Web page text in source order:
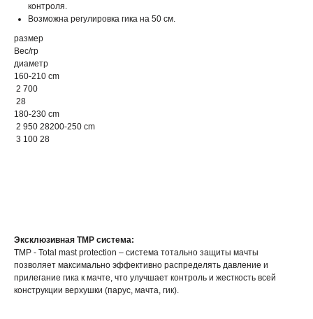
контроля.
Возможна регулировка гика на 50 см.
размер
Вес/гр
диаметр
160-210 cm
2 700
28
180-230 cm
2 950 28200-250 cm
3 100 28
Эксклюзивная TMP система:
TMP - Total mast protection – система тотально защиты мачты
позволяет максимально эффективно распределять давление и
прилегание гика к мачте, что улучшает контроль и жесткость всей
конструкции верхушки (парус, мачта, гик).